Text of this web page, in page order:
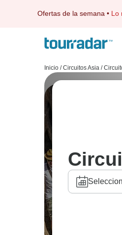
Ofertas de la semana • Lo
Inicio / Circuitos Asia /